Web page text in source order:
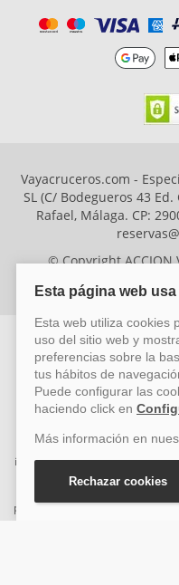
Vayacruceros.com -
SL (C/ Bodegueros 43 Ed.
Rafael, Málaga. CP:
© Copyright ACCION
ACCION VIAJES SL ha sido
Regional (FEDER), cuyo
mediante el impulso de la
investigación de calidad y el
esta financiación, la
durante el año 2026 para
promoviendo la innovación y la